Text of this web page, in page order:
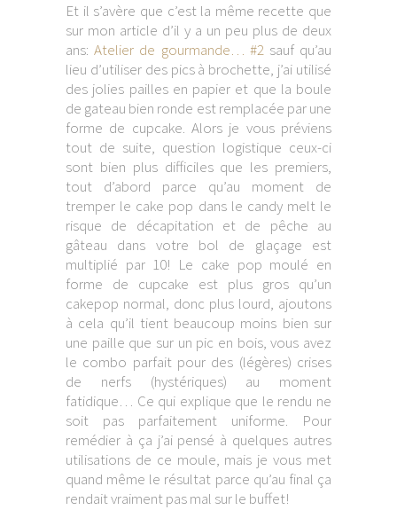
Et il s’avère que c’est la même recette que
sur mon article d’il y a un peu plus de deux
ans:Atelier de gourmande… #2sauf qu’au
lieu d’utiliser des pics à brochette, j’ai utilisé
des jolies pailles en papier et que la boule
de gateau bien ronde est remplacée par une
forme de cupcake. Alors je vous préviens
tout de suite, question logistique ceux-ci
sont bien plus difficiles que les premiers,
tout d’abord parce qu’au moment de
tremper le cake pop dans le candy melt le
risque de décapitation et de pêche au
gâteau dans votre bol de glaçage est
multiplié par 10! Le cake pop moulé en
forme de cupcake est plus gros qu’un
cakepop normal, donc plus lourd, ajoutons
à cela qu’il tient beaucoup moins bien sur
une paille que sur un pic en bois, vous avez
le combo parfait pour des (légères) crises
de nerfs (hystériques) au moment
fatidique… Ce qui explique que le rendu ne
soit pas parfaitement uniforme. Pour
remédier à ça j’ai pensé à quelques autres
utilisations de ce moule, mais je vous met
quand même le résultat parce qu’au final ça
rendait vraiment pas mal sur le buffet!